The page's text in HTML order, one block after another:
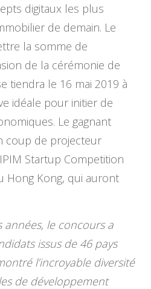
digitaux les plus
de demain. Le
la somme de
de la cérémonie de
tiendra le 16 mai 2019 à
idéale pour initier de
Le gagnant
coup de projecteur
Startup Competition
Hong Kong, qui auront
années, le concours a
issus de 46 pays
l’incroyable diversité
de développement